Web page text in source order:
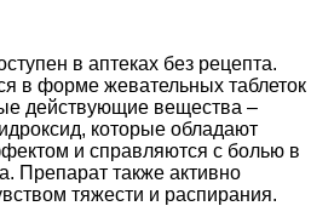
в аптеках без рецепта.
в форме жевательных таблеток
действующие вещества –
которые обладают
и справляются с болью в
Препарат также активно
тяжести и распирания.